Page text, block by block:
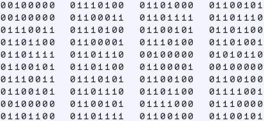
00100000 01110100 01101000 01100101
00100000 01100011 01101111 01101110
01110011 01110100 01100101 01101100
01101100 01100001 01110100 01101001
01101111 01101110 00100000 01010110
01100101 01101100 01100001 00100000
01110011 01110101 01100100 01100100
01100101 01101110 01101100 01111001
00100000 01100101 01111000 01110000
01101100 01101111 01100100 01100101